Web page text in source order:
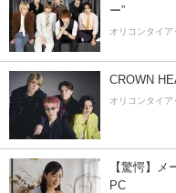
ー”
オリコンタイア
CROWN
オリコンタイア
【驚愕】
PC